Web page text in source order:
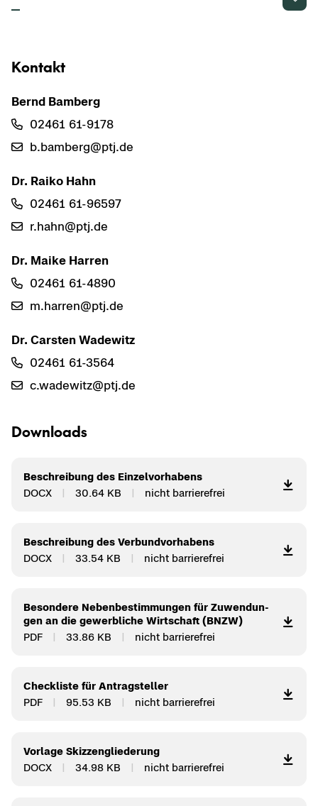
Kon­takt
Bernd Bam­berg
02461 61-​9178
b.bam­berg@ptj.de
Dr. Raiko Hahn
02461 61-​96597
r.hahn@ptj.de
Dr. Maike Har­ren
02461 61-​4890
m.har­ren@ptj.de
Dr. Cars­ten Wa­de­witz
02461 61-​3564
c.wa­de­witz@ptj.de
Down­loads
Be­schrei­bung des Ein­zel­vor­ha­bens
DOCX
30.64 KB nicht bar­rie­re­frei
Be­schrei­bung des Ver­bund­vor­ha­bens
DOCX
33.54 KB nicht bar­rie­re­frei
Be­son­de­re Ne­ben­be­stim­mun­gen für Zu­wen­dun­
gen an die ge­werb­li­che Wirt­schaft (BNZW)
PDF
33.86 KB nicht bar­rie­re­frei
Check­lis­te für An­trag­stel­ler
PDF
95.53 KB nicht bar­rie­re­frei
Vor­la­ge Skiz­zen­glie­de­rung
DOCX
34.98 KB nicht bar­rie­re­frei